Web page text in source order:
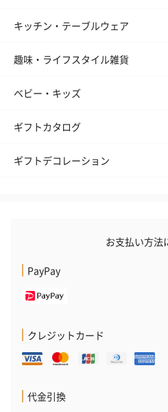
キッチン・テーブルウェア
趣味・ライフスタイル雑貨
ベビー・キッズ
ギフトカタログ
ギフトデコレーション
お支払い方法
PayPay
クレジットカード
代金引換